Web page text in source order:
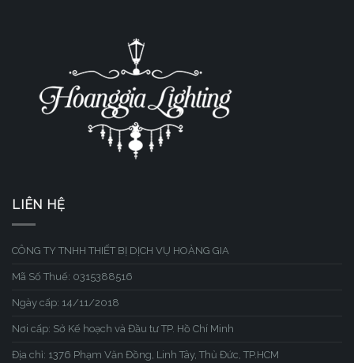
LIÊN HỆ
CÔNG TY TNHH THIẾT BỊ DỊCH VỤ HOÀNG GIA
Mã Số Thuế: 0315388516
Ngày cấp: 14/11/2018
Nơi cấp: Sở Kế hoạch và Đầu tư TP. Hồ Chí Minh
Địa chỉ: 1376 Phạm Văn Đồng, Linh Tây, Thủ Đức, TP.HCM